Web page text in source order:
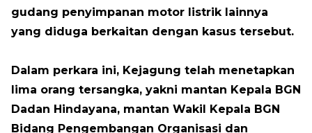
gudang penyimpanan motor listrik lainnya
yang diduga berkaitan dengan kasus tersebut.
Dalam perkara ini, Kejagung telah menetapkan
lima orang tersangka, yakni mantan Kepala BGN
Dadan Hindayana, mantan Wakil Kepala BGN
Bidang Pengembangan Organisasi dan